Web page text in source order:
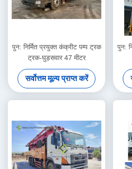
पुन: निर्मित प्रयुक्त कंक्रीट पम्प ट्रक
ट्रक-घुड़सवार 47 मीटर
सर्वोत्तम मूल्य प्राप्त करें
पुन: